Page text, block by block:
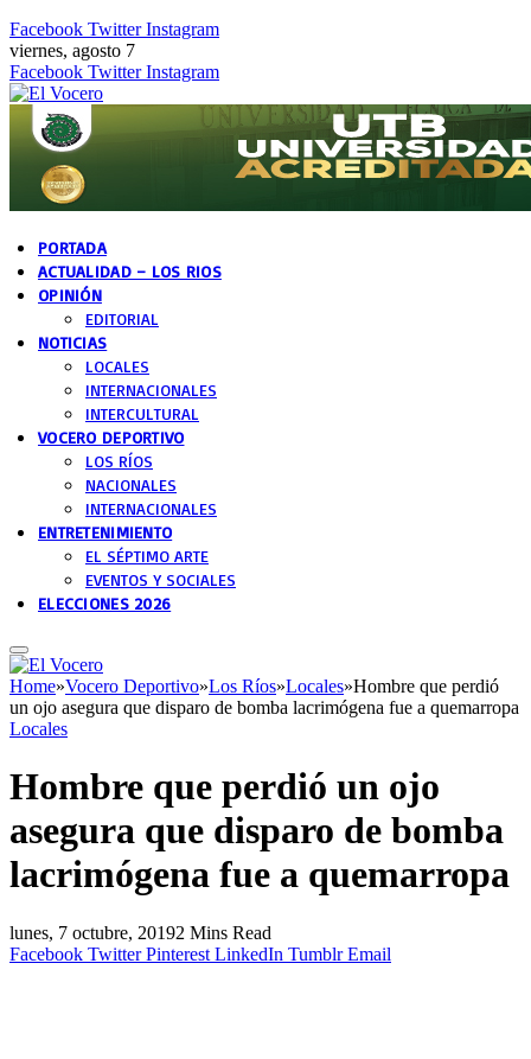
Facebook Twitter Instagram
viernes, agosto 7
Facebook Twitter Instagram
PORTADA
ACTUALIDAD – LOS RIOS
OPINIÓN
EDITORIAL
NOTICIAS
LOCALES
INTERNACIONALES
INTERCULTURAL
VOCERO DEPORTIVO
LOS RÍOS
NACIONALES
INTERNACIONALES
ENTRETENIMIENTO
EL SÉPTIMO ARTE
EVENTOS Y SOCIALES
ELECCIONES 2026
Home»Vocero Deportivo»Los Ríos»Locales»Hombre que perdió
un ojo asegura que disparo de bomba lacrimógena fue a quemarropa
Locales
Hombre que perdió un ojo
asegura que disparo de bomba
lacrimógena fue a quemarropa
lunes, 7 octubre, 20192 Mins Read
Facebook Twitter Pinterest LinkedIn Tumblr Email